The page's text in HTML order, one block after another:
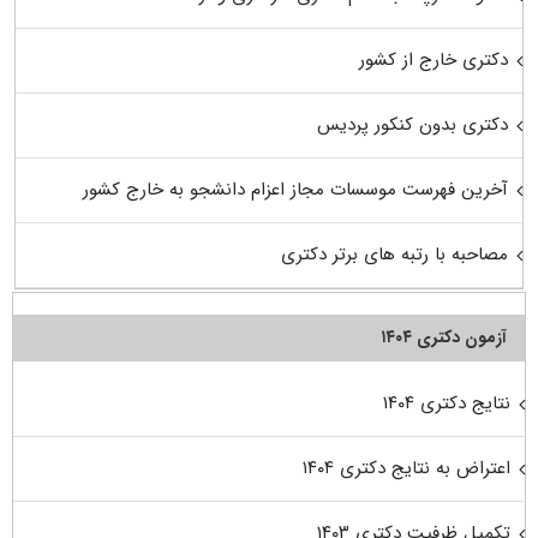
دکتری خارج از کشور
دکتری بدون کنکور پردیس
آخرین فهرست موسسات مجاز اعزام دانشجو به خارج کشور
مصاحبه با رتبه های برتر دکتری
آزمون دکتری ۱۴۰۴
نتایج دکتری ۱۴۰۴
اعتراض به نتایج دکتری ۱۴۰۴